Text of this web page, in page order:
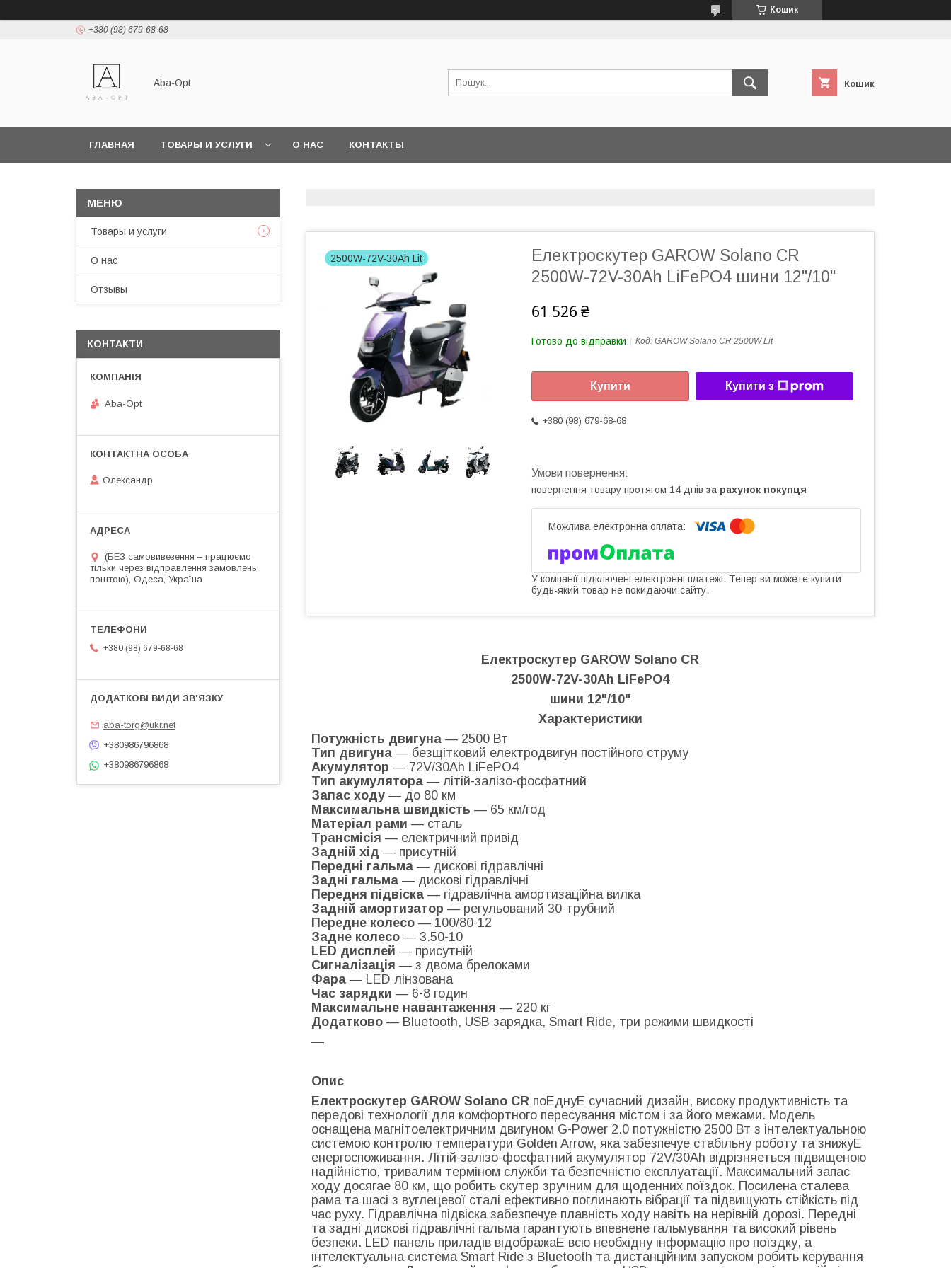
Кошик
+380 (98) 679-68-68
Aba-Opt Кошик
ГЛАВНАЯ ТОВАРЫ И УСЛУГИ О НАС КОНТАКТЫ
2500W-72V-30Ah Lit
Електроскутер GAROW Solano CR
2500W-72V-30Ah LiFePO4 шини 12"/10"
61 526 ₴
Готово до відправки Код: GAROW Solano CR 2500W Lit
Купити Купити з
+380 (98) 679-68-68
повернення товару протягом 14 днів за рахунок покупця
У компанії підключені електронні платежі. Тепер ви можете купити
будь-який товар не покидаючи сайту.
Електроскутер GAROW Solano CR
2500W-72V-30Ah LiFePO4
шини 12"/10"
Характеристики
Потужність двигуна — 2500 Вт
Тип двигуна — безщітковий електродвигун постійного струму
Акумулятор — 72V/30Ah LiFePO4
Тип акумулятора — літій-залізо-фосфатний
Запас ходу — до 80 км
Максимальна швидкість — 65 км/год
Матеріал рами — сталь
Трансмісія — електричний привід
Задній хід — присутній
Передні гальма — дискові гідравлічні
Задні гальма — дискові гідравлічні
Передня підвіска — гідравлічна амортизаційна вилка
Задній амортизатор — регульований 30-трубний
Передне колесо — 100/80-12
Задне колесо — 3.50-10
LED дисплей — присутній
Сигналізація — з двома брелоками
Фара — LED лінзована
Час зарядки — 6-8 годин
Максимальне навантаження — 220 кг
Додатково — Bluetooth, USB зарядка, Smart Ride, три режими швидкості
—
Опис
Електроскутер GAROW Solano CR поЕднуЕ сучасний дизайн, високу продуктивність та
передові технології для комфортного пересування містом і за його межами. Модель
оснащена магнітоелектричним двигуном G-Power 2.0 потужністю 2500 Вт з інтелектуальною
системою контролю температури Golden Arrow, яка забезпечуе стабільну роботу та знижуЕ
енергоспоживання. Літій-залізо-фосфатний акумулятор 72V/30Ah відрізняеться підвищеною
надійністю, тривалим терміном служби та безпечністю експлуатації. Максимальний запас
ходу досягае 80 км, що робить скутер зручним для щоденних поїздок. Посилена сталева
рама та шасі з вуглецевої сталі ефективно поглинають вібрації та підвищують стійкість під
час руху. Гідравлічна підвіска забезпечуе плавність ходу навіть на нерівній дорозі. Передні
та задні дискові гідравлічні гальма гарантують впевнене гальмування та високий рівень
безпеки. LED панель приладів відображаЕ всю необхідну інформацію про поїздку, а
інтелектуальна система Smart Ride з Bluetooth та дистанційним запуском робить керування
Товары и услуги
О нас
Отзывы
КОНТАКТИ
Aba-Opt
Олександр
(БЕЗ самовивезення – працюємо
тільки через відправлення замовлень
поштою), Одеса, Україна
+380 (98) 679-68-68
aba-torg@ukr.net
+380986796868
+380986796868